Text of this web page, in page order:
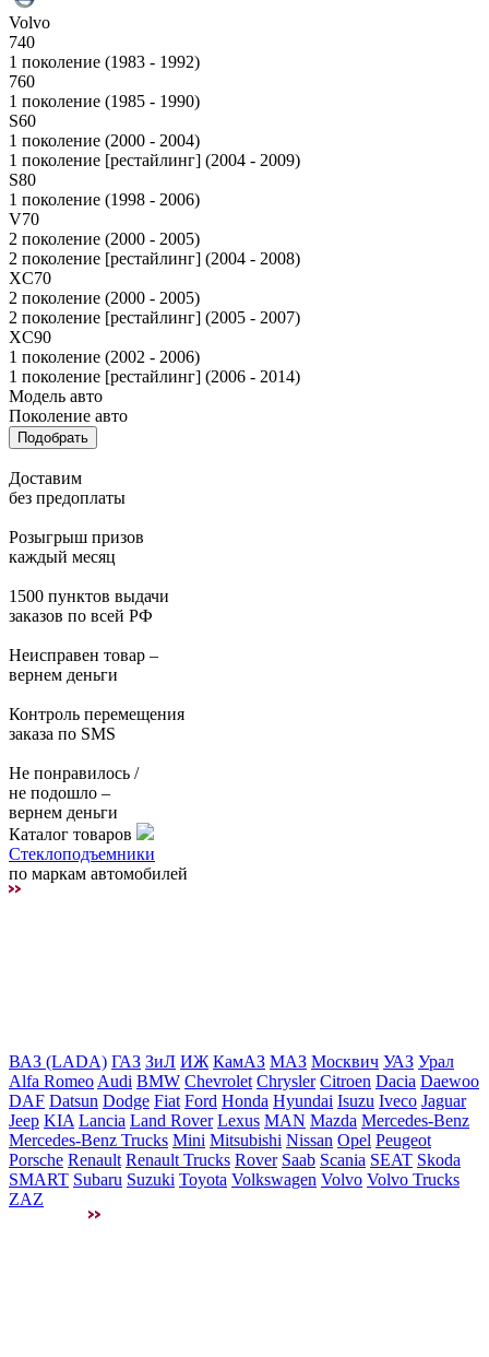
Volvo
740
1 поколение (1983 - 1992)
760
1 поколение (1985 - 1990)
S60
1 поколение (2000 - 2004)
1 поколение [рестайлинг] (2004 - 2009)
S80
1 поколение (1998 - 2006)
V70
2 поколение (2000 - 2005)
2 поколение [рестайлинг] (2004 - 2008)
XC70
2 поколение (2000 - 2005)
2 поколение [рестайлинг] (2005 - 2007)
XC90
1 поколение (2002 - 2006)
1 поколение [рестайлинг] (2006 - 2014)
Модель авто
Поколение авто
Подобрать
Доставим
без предоплаты
Розыгрыш призов
каждый месяц
1500 пунктов выдачи
заказов по всей РФ
Неисправен товар –
вернем деньги
Контроль перемещения
заказа по SMS
Не понравилось /
не подошло –
вернем деньги
Каталог товаров
Стеклоподъемники
по маркам автомобилей
ВАЗ (LADA) ГАЗ ЗиЛ ИЖ КамАЗ МАЗ Москвич УАЗ Урал
Alfa Romeo Audi BMW Chevrolet Chrysler Citroen Dacia Daewoo
DAF Datsun Dodge Fiat Ford Honda Hyundai Isuzu Iveco Jaguar
Jeep KIA Lancia Land Rover Lexus MAN Mazda Mercedes-Benz
Mercedes-Benz Trucks Mini Mitsubishi Nissan Opel Peugeot
Porsche Renault Renault Trucks Rover Saab Scania SEAT Skoda
SMART Subaru Suzuki Toyota Volkswagen Volvo Volvo Trucks
ZAZ